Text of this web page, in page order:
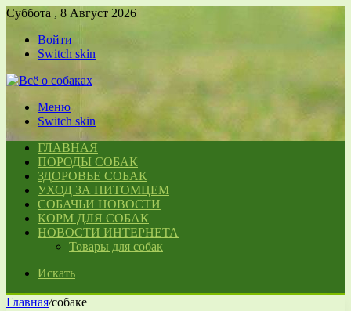
Суббота , 8 Август 2026
Войти
Switch skin
Меню
Switch skin
ГЛАВНАЯ
ПОРОДЫ СОБАК
ЗДОРОВЬЕ СОБАК
УХОД ЗА ПИТОМЦЕМ
СОБАЧЬИ НОВОСТИ
КОРМ ДЛЯ СОБАК
НОВОСТИ ИНТЕРНЕТА
Товары для собак
Искать
Главная/собаке